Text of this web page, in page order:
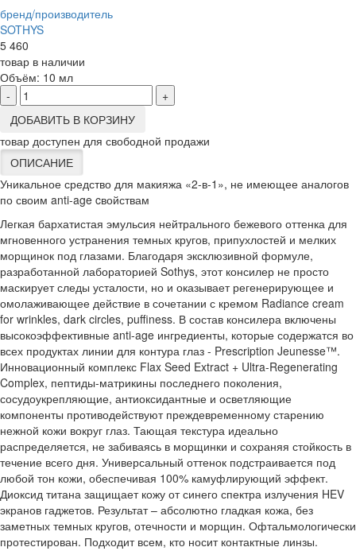
бренд/производитель
SOTHYS
5 460
товар в наличии
Объём: 10 мл
-
+
ДОБАВИТЬ В КОРЗИНУ
товар доступен для свободной продажи
ОПИСАНИЕ
Уникальное средство для макияжа «2-в-1», не имеющее аналогов
по своим anti-age cвойствам
Легкая бархатистая эмульсия нейтрального бежевого оттенка для
мгновенного устранения темных кругов, припухлостей и мелких
морщинок под глазами. Благодаря эксклюзивной формуле,
разработанной лабораторией Sothys, этот консилер не просто
маскирует следы усталости, но и оказывает регенерирующее и
омолаживающее действие в сочетании с кремом Radiance cream
for wrinkles, dark circles, puffiness. В состав консилера включены
высокоэффективные anti-age ингредиенты, которые содержатся во
всех продуктах линии для контура глаз - Prescription Jeunesse™.
Инновационный комплекс Flax Seed Extract + Ultra-Regenerating
Complex, пептиды-матрикины последнего поколения,
сосудоукрепляющие, антиоксидантные и осветляющие
компоненты противодействуют преждевременному старению
нежной кожи вокруг глаз. Тающая текстура идеально
распределяется, не забиваясь в морщинки и сохраняя стойкость в
течение всего дня. Универсальный оттенок подстраивается под
любой тон кожи, обеспечивая 100% камуфлирующий эффект.
Диоксид титана защищает кожу от синего спектра излучения HEV
экранов гаджетов. Результат – абсолютно гладкая кожа, без
заметных темных кругов, отечности и морщин. Офтальмологически
протестирован. Подходит всем, кто носит контактные линзы.